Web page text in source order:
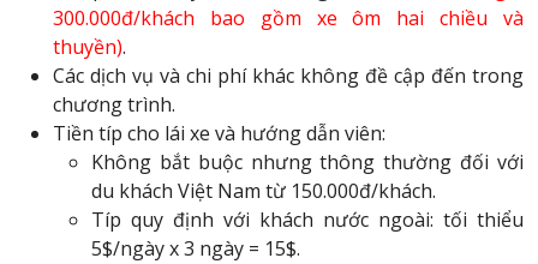
300.000đ/khách bao gồm xe ôm hai chiều và
thuyền).
Các dịch vụ và chi phí khác không đề cập đến trong
chương trình.
Tiền típ cho lái xe và hướng dẫn viên:
Không bắt buộc nhưng thông thường đối với
du khách Việt Nam từ 150.000đ/khách.
Típ quy định với khách nước ngoài: tối thiểu
5$/ngày x 3 ngày = 15$.